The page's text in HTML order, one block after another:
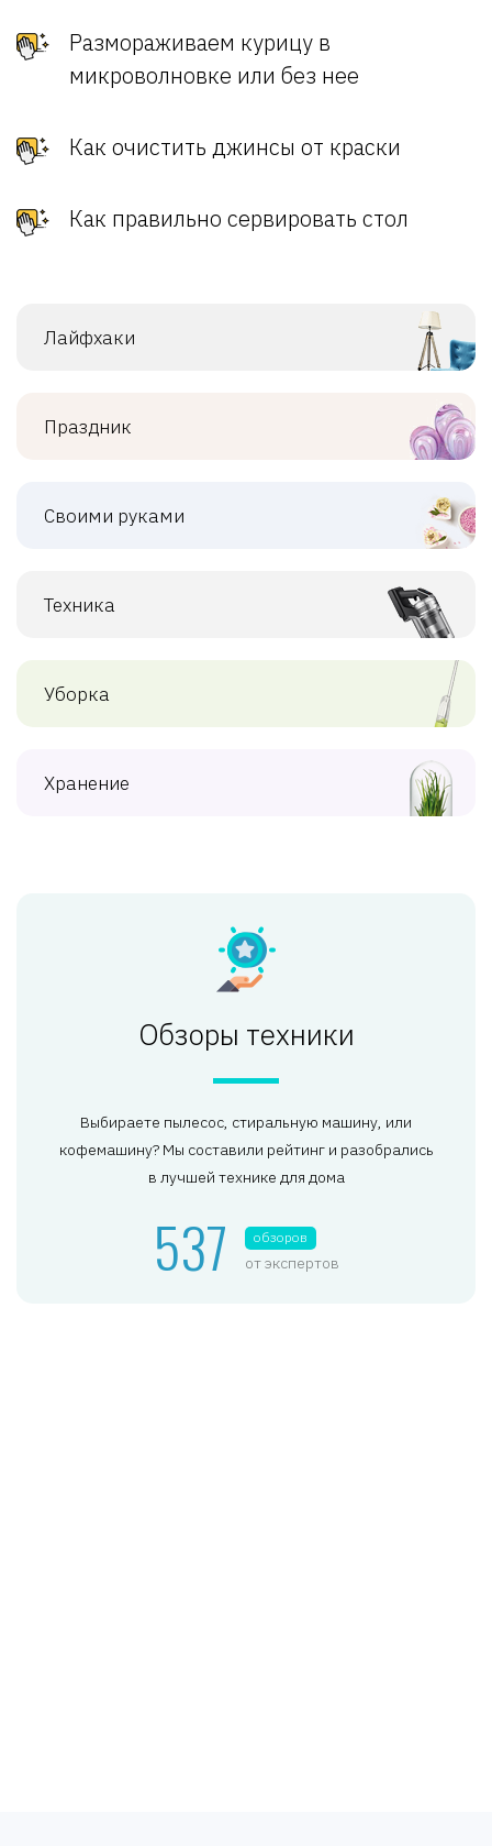
Размораживаем курицу в
микроволновке или без нее
Как очистить джинсы от краски
Как правильно сервировать стол
Лайфхаки
Праздник
Своими руками
Техника
Уборка
Хранение
Обзоры техники
Выбираете пылесос, стиральную машину, или
кофемашину? Мы составили рейтинг и разобрались
в лучшей технике для дома
537 обзоров
от экспертов